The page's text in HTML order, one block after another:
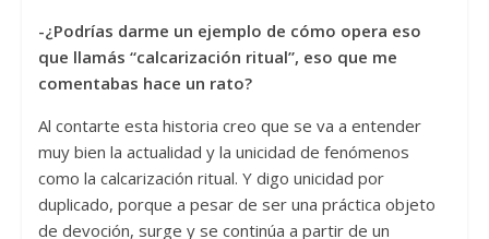
-¿Podrías darme un ejemplo de cómo opera eso
que llamás “calcarización ritual”, eso que me
comentabas hace un rato?
Al contarte esta historia creo que se va a entender
muy bien la actualidad y la unicidad de fenómenos
como la calcarización ritual. Y digo unicidad por
duplicado, porque a pesar de ser una práctica objeto
de devoción, surge y se continúa a partir de un